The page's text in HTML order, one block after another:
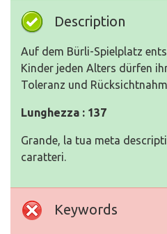
Description
Auf dem Bürli-Spielplatz
Kinder jeden Alters dürfen
Toleranz und
Lunghezza : 137
Grande, la tua meta
caratteri.
Keywords